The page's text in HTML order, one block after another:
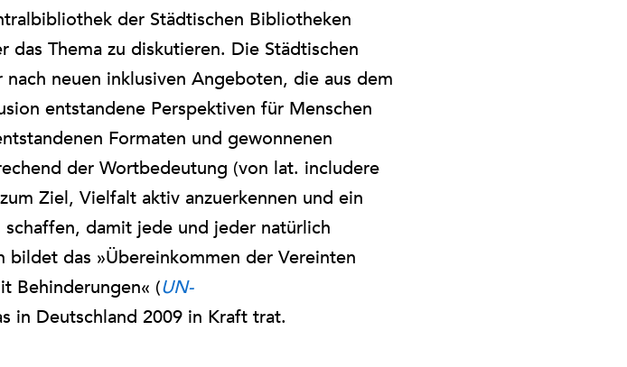
der Städtischen Bibliotheken
Thema zu diskutieren. Die Städtischen
neuen inklusiven Angeboten, die aus dem
entstandene Perspektiven für Menschen
Formaten und gewonnenen
der Wortbedeutung (von lat. includere
Ziel, Vielfalt aktiv anzuerkennen und ein
damit jede und jeder natürlich
bildet das »Übereinkommen der Vereinten
Behinderungen« (UN-
in Deutschland 2009 in Kraft trat.